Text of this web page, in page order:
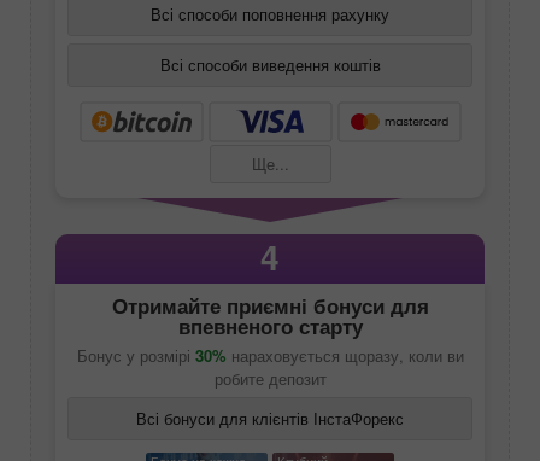
Всі способи поповнення рахунку
Всі способи виведення коштів
Ще...
4
Отримайте приємні бонуси для
впевненого старту
Бонус у розмірі 30% нараховується щоразу, коли ви
робите депозит
Всі бонуси для клієнтів ІнстаФорекс